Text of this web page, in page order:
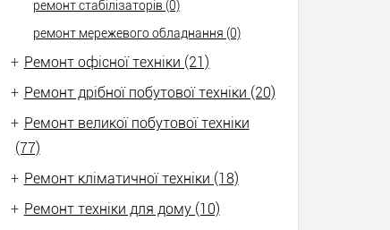
ремонт стабілізаторів (0)
ремонт мережевого обладнання (0)
+ Ремонт офісної техніки (21)
+ Ремонт дрібної побутової техніки (20)
+ Ремонт великої побутової техніки
(77)
+ Ремонт кліматичної техніки (18)
+ Ремонт техніки для дому (10)